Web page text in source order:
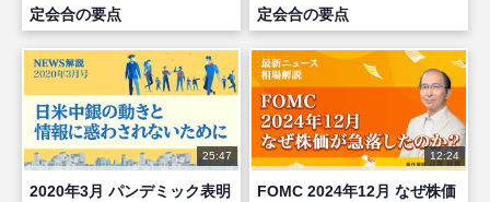
定会合の要点
定会合の要点
25:47
2020年3月 パンデミック表明
12:24
FOMC 2024年12月 なぜ株価